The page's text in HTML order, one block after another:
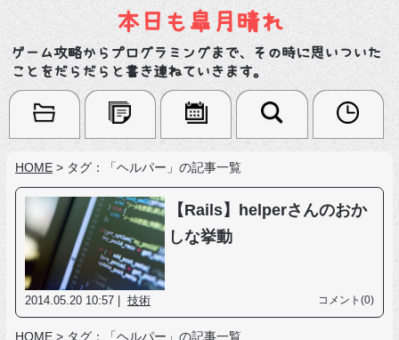
本日も皐月晴れ
ゲーム攻略からプログラミングまで、その時に思いついた
ことをだらだらと書き連ねていきます。
HOME > タグ：「ヘルパー」の記事一覧
【Rails】helperさんのおか
しな挙動
2014.05.20 10:57 | 技術 コメント(0)
HOME > タグ：「ヘルパー」の記事一覧